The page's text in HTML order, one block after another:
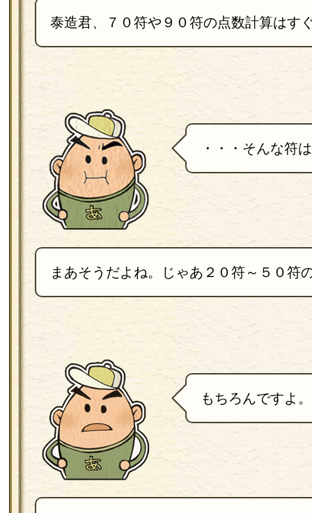
泰造君、７０符や９０符の点数計算はす
・・・そんな符
まあそうだよね。じゃあ２０符～５０符
もちろんですよ